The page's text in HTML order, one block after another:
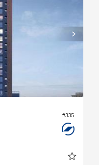
#335